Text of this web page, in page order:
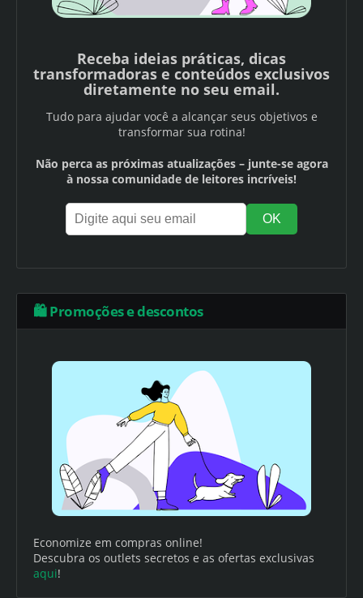
Receba ideias práticas, dicas
transformadoras e conteúdos exclusivos
diretamente no seu email.
Tudo para ajudar você a alcançar seus objetivos e
transformar sua rotina!
Não perca as próximas atualizações – junte-se agora
à nossa comunidade de leitores incríveis!
🛍️ Promoções e descontos
Economize em compras online!
Descubra os outlets secretos e as ofertas exclusivas
aqui!